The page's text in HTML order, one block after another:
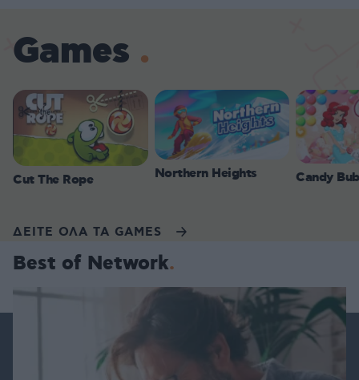
Games
Cut The Rope Northern Heights Candy
ΔΕΙΤΕ ΟΛΑ ΤΑ GAMES
Best of Network